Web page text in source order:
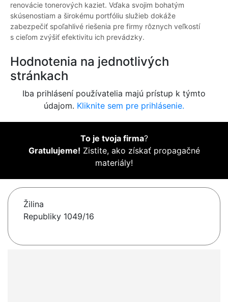
renovácie tonerových kaziet. Vďaka svojim bohatým
skúsenostiam a širokému portfóliu služieb dokáže
zabezpečiť spoľahlivé riešenia pre firmy rôznych veľkostí
s cieľom zvýšiť efektivitu ich prevádzky.
Hodnotenia na jednotlivých
stránkach
Iba prihlásení používatelia majú prístup k týmto
údajom. Kliknite sem pre prihlásenie.
To je tvoja firma?
Gratulujeme! Zistite, ako získať propagačné
materiály!
Žilina
Republiky 1049/16